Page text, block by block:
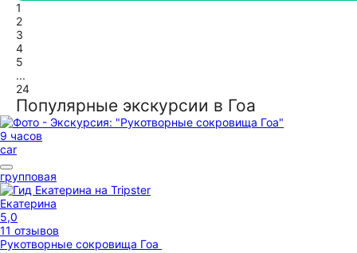
1
2
3
4
5
...
24
Популярные экскурсии в Гоа
9 часов
car
групповая
Екатерина
5,0
11 отзывов
Рукотворные сокровища Гоа